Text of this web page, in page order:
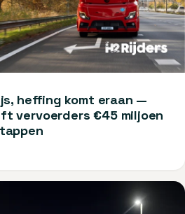
heffing komt eraan —
vervoerders €45 miljoen